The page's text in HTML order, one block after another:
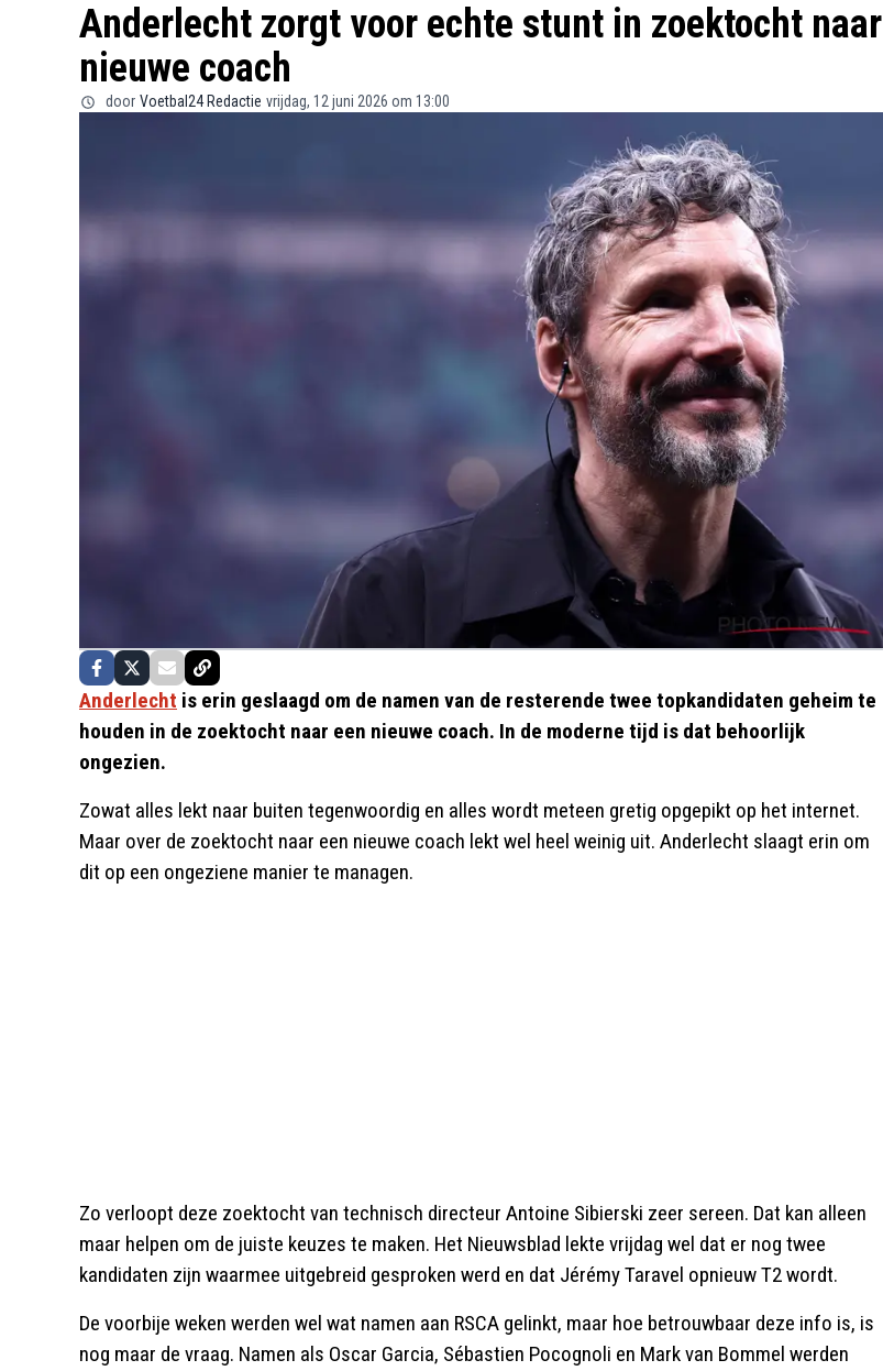
Anderlecht zorgt voor echte stunt in zoektocht naar
nieuwe coach
door Voetbal24 Redactie vrijdag, 12 juni 2026 om 13:00
Anderlecht is erin geslaagd om de namen van de resterende twee topkandidaten geheim te
houden in de zoektocht naar een nieuwe coach. In de moderne tijd is dat behoorlijk
ongezien.
Zowat alles lekt naar buiten tegenwoordig en alles wordt meteen gretig opgepikt op het internet.
Maar over de zoektocht naar een nieuwe coach lekt wel heel weinig uit. Anderlecht slaagt erin om
dit op een ongeziene manier te managen.
Zo verloopt deze zoektocht van technisch directeur Antoine Sibierski zeer sereen. Dat kan alleen
maar helpen om de juiste keuzes te maken. Het Nieuwsblad lekte vrijdag wel dat er nog twee
kandidaten zijn waarmee uitgebreid gesproken werd en dat Jérémy Taravel opnieuw T2 wordt.
De voorbije weken werden wel wat namen aan RSCA gelinkt, maar hoe betrouwbaar deze info is, is
nog maar de vraag. Namen als Oscar Garcia, Sébastien Pocognoli en Mark van Bommel werden